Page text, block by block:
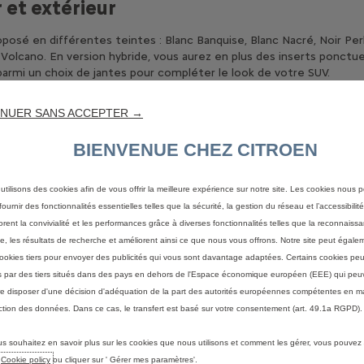
et extérieur
en différentes teintes : Blanc Banquise, Blanc Nacré, Noir
En version hybride, vous aurez en plus des inserts
un choix de jantes pour compléter le look de votre SUV.
le choix entre plusieurs ambiances et tissus soit en noir, gris ou
Citroën c5 aircross & Citroën c5
C5 Aircross et Citroën C5 Aircross Hybride allient confort et
sans laisser l’élégance de côté. Leur particularité est
inclinables et escamotables.
l’espace coffre est ainsi optimal, pouvant passer de 460L à
1969 de largeur et 1654mm de hauteur pour ses dimensions
hybride proposent de nombreux équipements de série
et une conduite optimales tels que le volant en croûte de
rétroviseurs électriques et dégivrants ou la détection de sous
et accessoires vous sont proposés. Parcourez-les, et créez le
SANS ACCEPTER →
BIENVENUE CHEZ CITROEN
des cookies afin de vous offrir la meilleure expérience sur notre site. Les cookies nous
des fonctionnalités essentielles telles que la sécurité, la gestion du réseau et
la convivialité et les performances grâce à diverses fonctionnalités telles que la
les résultats de recherche et améliorent ainsi ce que nous vous offrons. Notre site peut
tiers pour envoyer des publicités qui vous sont davantage adaptées. Certains cookies
par des tiers situés dans des pays en dehors de l'Espace économique européen (EEE) qui
disposer d'une décision d'adéquation de la part des autorités européennes compétentes en
des données. Dans ce cas, le transfert est basé sur votre consentement (art. 49.1a RGPD).
souhaitez en savoir plus sur les cookies que nous utilisons et comment les gérer, vous pouvez
Cookie policy ou cliquer sur ' Gérer mes paramètres'.